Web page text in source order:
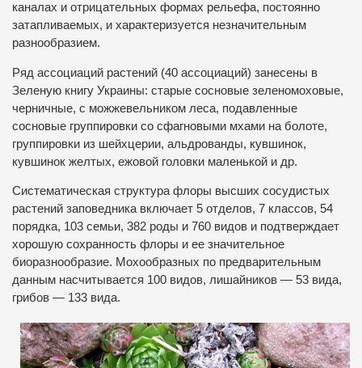
каналах и отрицательных формах рельефа, постоянно
затапливаемых, и характеризуется незначительным
разнообразием.
Ряд ассоциаций растений (40 ассоциаций) занесены в
Зеленую книгу Украины: старые сосновые зеленомоховые,
черничные, с можжевельником леса, подавленные
сосновые группировки со сфагновыми мхами на болоте,
группировки из шейхцерии, альдрованды, кувшинок,
кувшинок желтых, ежовой головки маленькой и др.
Систематическая структура флоры высших сосудистых
растений заповедника включает 5 отделов, 7 классов, 54
порядка, 103 семьи, 382 роды и 760 видов и подтверждает
хорошую сохранность флоры и ее значительное
биоразнообразие. Мохообразных по предварительным
данным насчитывается 100 видов, лишайников — 53 вида,
грибов — 133 вида.